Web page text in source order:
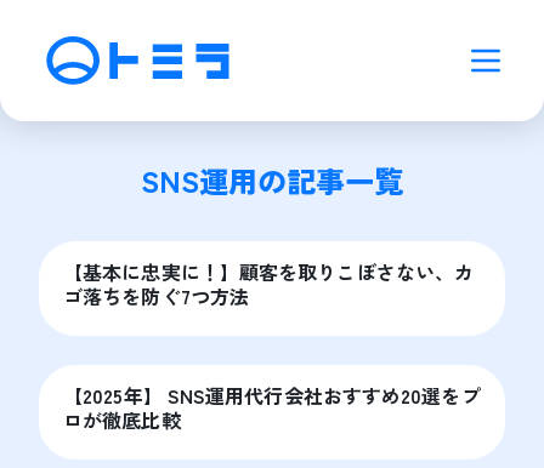
SNS運用の記事一覧
【基本に忠実に！】顧客を取りこぼさない、カ
ゴ落ちを防ぐ7つ方法
【2025年】 SNS運用代行会社おすすめ20選をプ
ロが徹底比較